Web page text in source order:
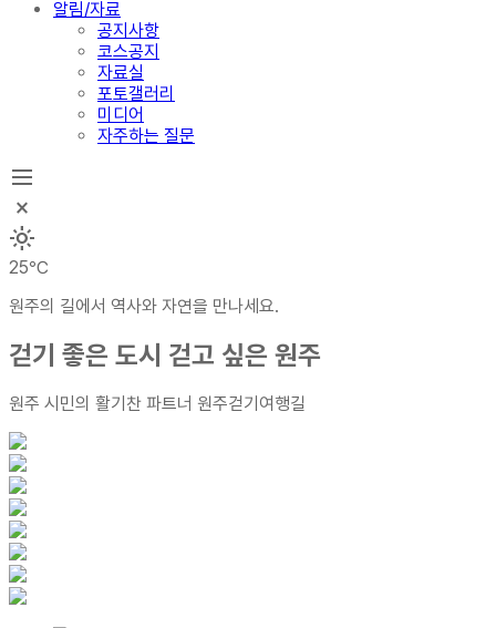
알림/자료
공지사항
코스공지
자료실
포토갤러리
미디어
자주하는 질문
dehaze
close_small
light_mode
25℃
원주의 길에서 역사와 자연을 만나세요.
걷기 좋은 도시 걷고 싶은 원주
원주 시민의 활기찬 파트너 원주걷기여행길